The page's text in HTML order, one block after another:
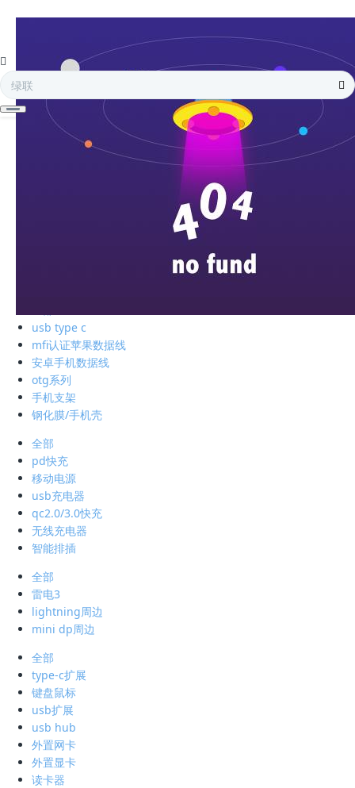
全部
蓝牙耳机
手机周边
智能充电
苹果周边
usb type c
mfi认证苹果数据线
安卓手机数据线
otg系列
手机支架
钢化膜/手机壳
全部
pd快充
移动电源
usb充电器
qc2.0/3.0快充
无线充电器
智能排插
全部
雷电3
lightning周边
mini dp周边
全部
type-c扩展
键盘鼠标
usb扩展
usb hub
外置网卡
外置显卡
读卡器